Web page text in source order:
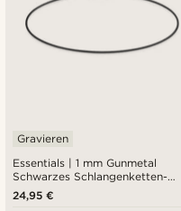
Essentials | 1 mm Gunmetal
Schwarzes Schlangenketten-
Armband
Gravieren
24,95 €